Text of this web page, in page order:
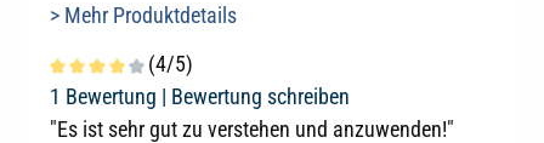
> Mehr Produktdetails
Durchschnittliche Bewertung von 4 von 5 Sternen
(4/5)
1 Bewertung | Bewertung schreiben
"Es ist sehr gut zu verstehen und anzuwenden!"